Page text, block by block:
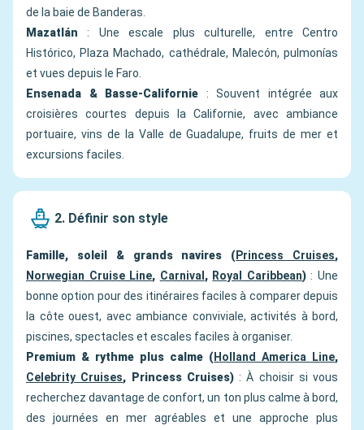
de la baie de Banderas.
Mazatlán : Une escale plus culturelle, entre Centro
Histórico, Plaza Machado, cathédrale, Malecón, pulmonías
et vues depuis le Faro.
Ensenada & Basse-Californie : Souvent intégrée aux
croisières courtes depuis la Californie, avec ambiance
portuaire, vins de la Valle de Guadalupe, fruits de mer et
excursions faciles.
2. Définir son style
Famille, soleil & grands navires (Princess Cruises,
Norwegian Cruise Line, Carnival , Royal Caribbean): Une
bonne option pour des itinéraires faciles à comparer depuis
la côte ouest, avec ambiance conviviale, activités à bord,
piscines, spectacles et escales faciles à organiser.
Premium & rythme plus calme (Holland America Line,
Celebrity Cruises, Princess Cruises): À choisir si vous
recherchez davantage de confort, un ton plus calme à bord,
des journées en mer agréables et une approche plus